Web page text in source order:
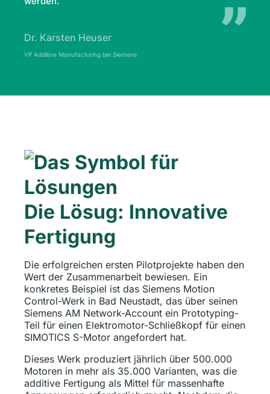
Dr. Karsten Heuser
VP Additive Manufacturing bei Siemens
Die Lösug: Innovative
Fertigung
Die erfolgreichen ersten Pilotprojekte haben den
Wert der Zusammenarbeit bewiesen. Ein
konkretes Beispiel ist das Siemens Motion
Control-Werk in Bad Neustadt, das über seinen
Siemens AM Network-Account ein Prototyping-
Teil für einen Elektromotor-Schließkopf für einen
SIMOTICS S-Motor angefordert hat.
Dieses Werk produziert jährlich über 500.000
Motoren in mehr als 35.000 Varianten, was die
additive Fertigung als Mittel für massenhafte